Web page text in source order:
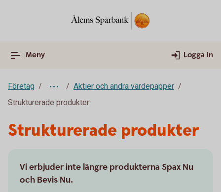
Meny Logga in
Företag
Aktier och andra värdepapper
Strukturerade produkter
Strukturerade produkter
Vi erbjuder inte längre produkterna Spax Nu
och Bevis Nu.